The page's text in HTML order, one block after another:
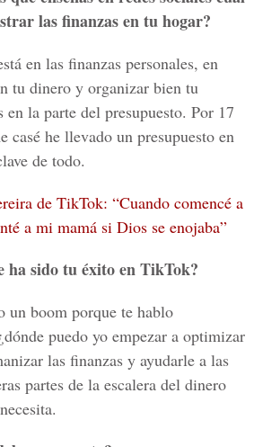
las finanzas en tu hogar?
en las finanzas personales, en
tu dinero y organizar bien tu
la parte del presupuesto. Por 17
casé he llevado un presupuesto en
de todo.
de TikTok: “Cuando comencé a
a mi mamá si Dios se enojaba”
ha sido tu éxito en TikTok?
un boom porque te hablo
puedo yo empezar a optimizar
las finanzas y ayudarle a las
partes de la escalera del dinero